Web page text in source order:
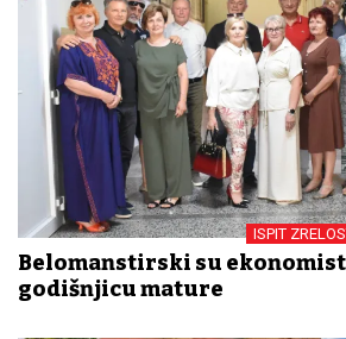
ISPIT
Belomanstirski su
godišnjicu mature